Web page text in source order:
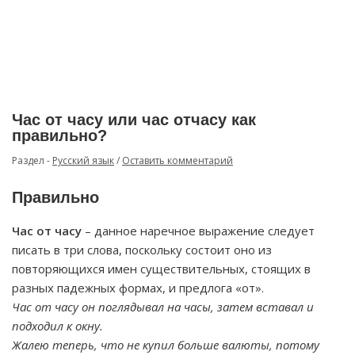
Час от часу или час отчасу как
правильно?
Раздел - Русский язык/ Оставить комментарий
Правильно
Час от часу – данное наречное выражение следует
писать в три слова, поскольку состоит оно из
повторяющихся имен существительных, стоящих в
разных падежных формах, и предлога «от».
Час от часу он поглядывал на часы, затем вставал и
подходил к окну.
Жалею теперь, что не купил больше валюты, потому